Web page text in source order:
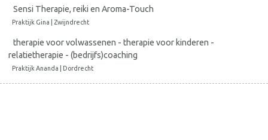
Sensi Therapie, reiki en Aroma-Touch
Praktijk Gina | Zwijndrecht
therapie voor volwassenen - therapie voor kinderen -
relatietherapie - (bedrijfs)coaching
Praktijk Ananda | Dordrecht